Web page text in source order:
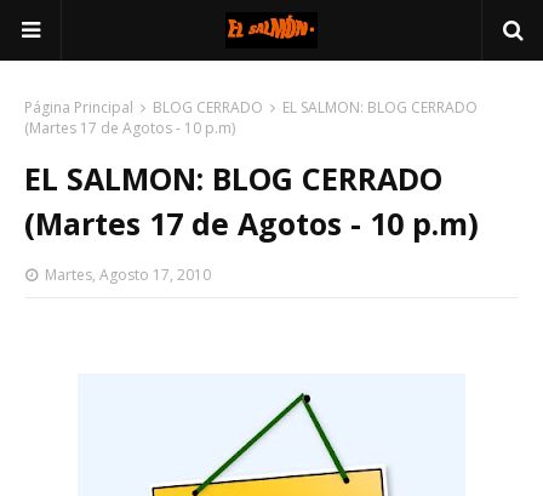
Página Principal BLOG CERRADO
EL SALMON: BLOG CERRADO
(Martes 17 de Agotos - 10 p.m)
EL SALMON: BLOG CERRADO
(Martes 17 de Agotos - 10 p.m)
Martes, Agosto 17, 2010